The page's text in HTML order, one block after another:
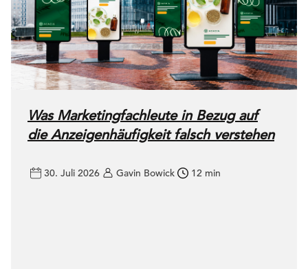
Was Marketingfachleute in Bezug auf
die Anzeigenhäufigkeit falsch verstehen
30. Juli 2026 Gavin Bowick 12 min